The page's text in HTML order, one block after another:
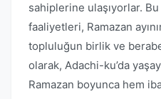
sahiplerine ulaşıyorlar.
faaliyetleri, Ramazan
topluluğun birlik ve
olarak, Adachi-ku’da
Ramazan boyunca hem